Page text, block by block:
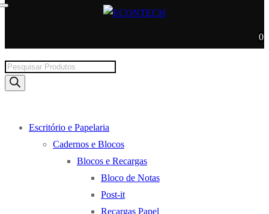
0
Products
search
Escritório e Papelaria
Cadernos e Blocos
Blocos e Recargas
Bloco de Notas
Post-it
Recargas Papel